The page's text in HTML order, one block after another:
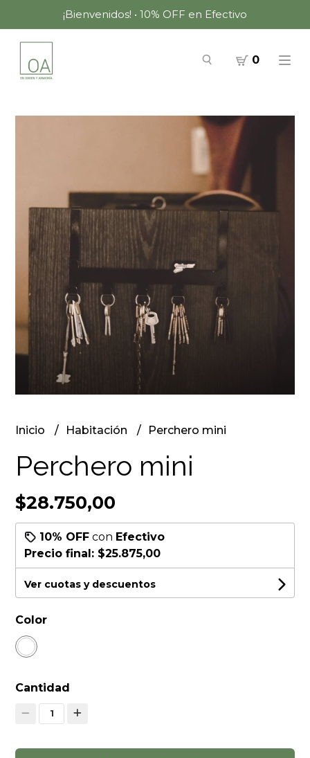
¡Bienvenidos! • 10% OFF en Efectivo
0
Inicio Habitación Perchero mini
Perchero mini
$28.750,00
10% OFF con Efectivo
Precio final: $25.875,00
Ver cuotas y descuentos
Color
Cantidad
1